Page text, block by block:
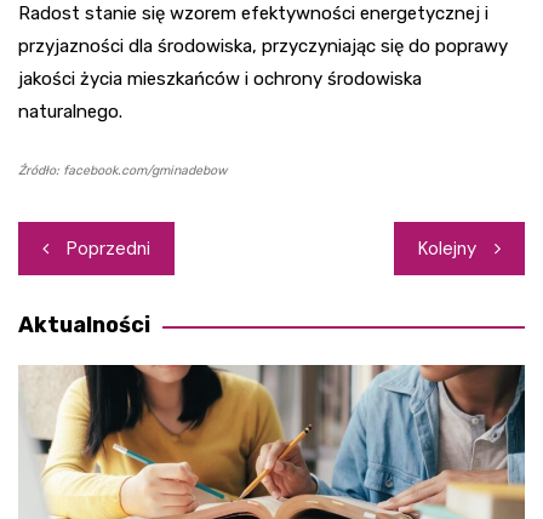
Radost stanie się wzorem efektywności energetycznej i
przyjazności dla środowiska, przyczyniając się do poprawy
jakości życia mieszkańców i ochrony środowiska
naturalnego.
Źródło: facebook.com/gminadebow
Nawigacja
wpisu
Poprzedni Kolejny
Aktualności